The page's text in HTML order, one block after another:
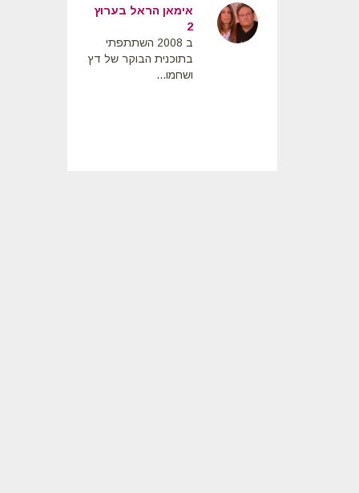
אימאן הראל בערוץ
2
ב 2008 השתתפתי
בתוכנית הבוקר של דץ
ושחמו...